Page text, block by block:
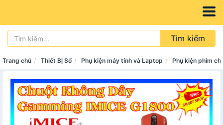
Tìm kiếm
Trang chủ Thiết Bị Số Phụ kiện máy tính và Laptop Phụ kiện phím